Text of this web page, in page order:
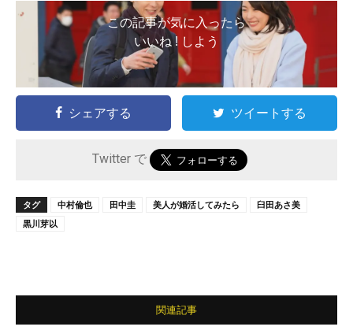
この記事が気に入ったら
いいね ! しよう
シェアする ツイートする
Twitter で
タグ 中村倫也 田中圭 美人が婚活してみたら
臼田あさ美
黒川芽以
関連記事